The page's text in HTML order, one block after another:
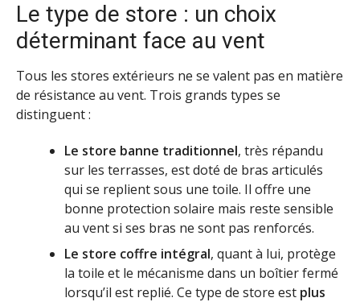
Le type de store : un choix
déterminant face au vent
Tous les stores extérieurs ne se valent pas en matière
de résistance au vent. Trois grands types se
distinguent :
Le store banne traditionnel, très répandu
sur les terrasses, est doté de bras articulés
qui se replient sous une toile. Il offre une
bonne protection solaire mais reste sensible
au vent si ses bras ne sont pas renforcés.
Le store coffre intégral, quant à lui, protège
la toile et le mécanisme dans un boîtier fermé
lorsqu’il est replié. Ce type de store est plus